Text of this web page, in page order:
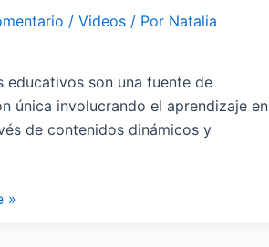
/ Videos / Por Natalia
educativos son una fuente de
única involucrando el aprendizaje en
de contenidos dinámicos y
»